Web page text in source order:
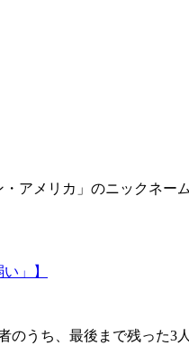
アメリカ」のニックネー
」】
うち、最後まで残った3